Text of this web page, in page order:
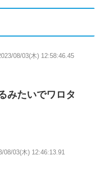
08/03(木) 12:58:46.45
みたいでワロタ
08/03(木) 12:46:13.91